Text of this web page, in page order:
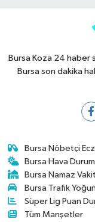
Bursa Koza 24 haber
Bursa son dakika
Bursa Nöbetçi
Bursa Hava
Bursa Namaz
Bursa Trafik
Süper Lig Puan
Tüm Manşetler